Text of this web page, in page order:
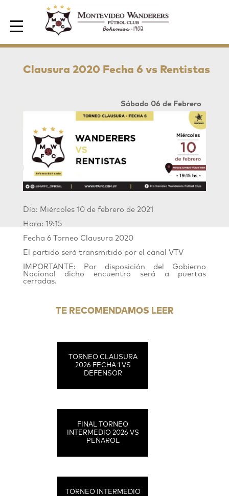
Area de Socios
Clausura 2020 Fecha 6 vs Rentistas
Sábado 06 de Febrero
Día: Miércoles 10 de febrero de 2021
Hora: 19:15
Fecha 6 Torneo Clausura 2020
El partido será transmitido por el canal VTV
IMPORTANTE: Por disposición del Gobierno
Nacional dicho encuentro será a puertas
cerradas.
TE RECOMENDAMOS LEER
TORNEO CLAUSURA
2026 FECHA 1 VS
DEFENSOR
FINAL TORNEO
INTERMEDIO 2026 VS
PEÑAROL
TORNEO INTERMEDIO